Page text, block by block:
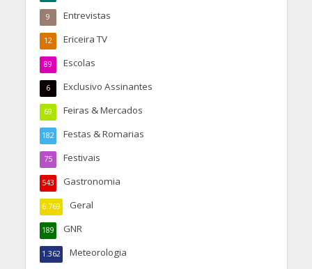
Entrevistas
9
Ericeira TV
12
Escolas
89
Exclusivo Assinantes
6
Feiras & Mercados
69
Festas & Romarias
182
Festivais
75
Gastronomia
543
Geral
6.769
GNR
189
Meteorologia
1.362